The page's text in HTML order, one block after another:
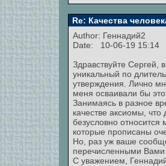
Re: Качества
Author: Геннадий2
Date: 10-06-19 15:14
Здравствуйте
уникальный по
утверждения. Лично
меня осваивали бы
Занимаясь в разное
качестве аксиомы,
безусловно
которые прописаны
Но, раз уж ваше
перечисленными Вами
С уважением,